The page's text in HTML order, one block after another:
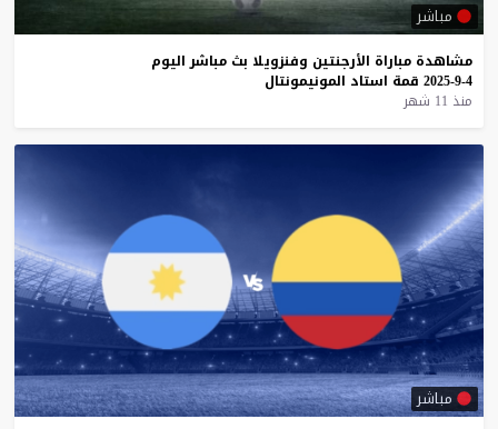
مباشر
مشاهدة مباراة الأرجنتين وفنزويلا بث مباشر اليوم
4-9-2025
قمة استاد المونيمونتال
منذ 11 شهر
مباشر